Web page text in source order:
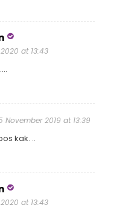
at 13:43
November 2019 at 13:39
kak. ..
at 13:43